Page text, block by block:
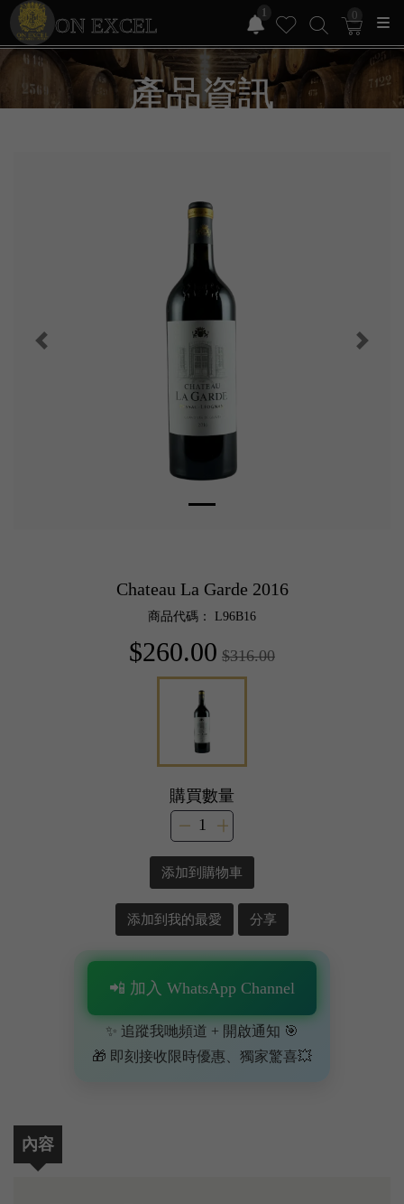
ON EXCEL
1 0
產品資訊
Chateau La Garde 2016
商品代碼： L96B16
$260.00 $316.00
購買數量
添加到購物車
添加到我的最愛 分享
📲 加入 WhatsApp Channel
✨ 追蹤我哋頻道 + 開啟通知 🎯
🎁 即刻接收限時優惠、獨家驚喜💥
內容